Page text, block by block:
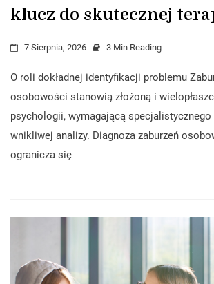
klucz do skutecznej
7 Sierpnia, 2026 3 Min Reading
O roli dokładnej identyfikacji problemu
osobowości stanowią złożoną i
psychologii, wymagającą
wnikliwej analizy. Diagnoza zaburzeń
ogranicza się